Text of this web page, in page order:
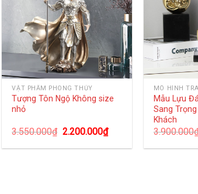
VẬT PHẨM PHONG THỦY
Tượng Tôn Ngộ Không size
nhỏ
3.550.000₫ 2.200.000₫
MÔ HÌNH
Mẫu Lựu
Sang
Khách
3.900.000